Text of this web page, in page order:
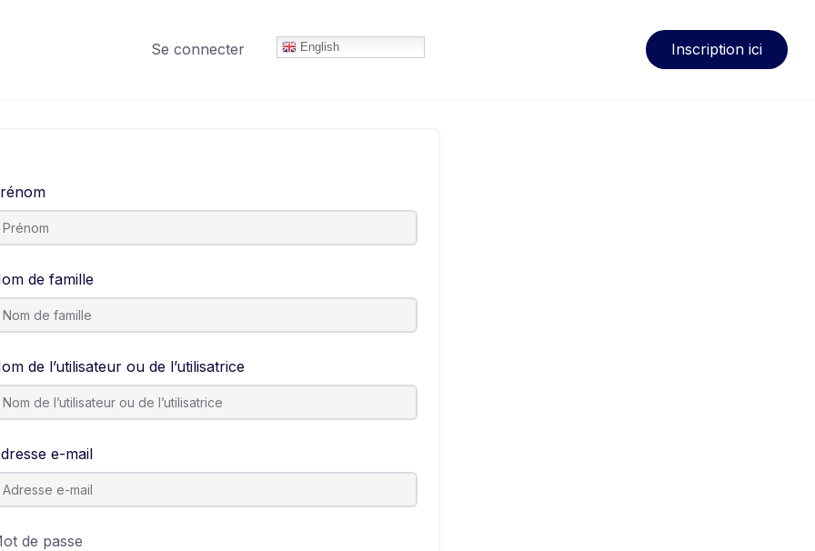
Se connecter English Inscription ici
de famille
de l’utilisateur ou de l’utilisatrice
e-mail
de passe